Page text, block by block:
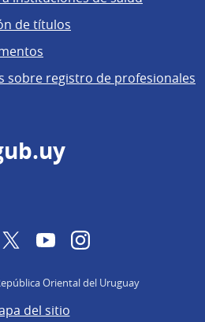
de títulos
sobre registro de profesionales
TwitterYouTubeInstagram
Oriental del Uruguay
del sitio